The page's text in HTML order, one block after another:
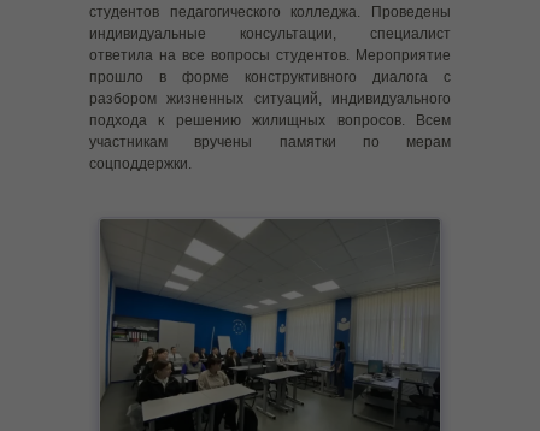
---- Прокуратура Иркутской области
---- Как платить налоги
---- Внесудебное банкротство
-- Семейные клубы
-- В помощь замещающему родителю
-- Как взять детей из «Центра помощи детям,
оставшимся без попечения родителей» на выходные
дни или каникулы
-- Памятка по восстановлению в родительских правах
студентов педагогического колледжа. Проведены
индивидуальные консультации, специалист
ответила на все вопросы студентов. Мероприятие
прошло в форме конструктивного диалога с
разбором жизненных ситуаций, индивидуального
подхода к решению жилищных вопросов. Всем
участникам вручены памятки по мерам
соцподдержки.